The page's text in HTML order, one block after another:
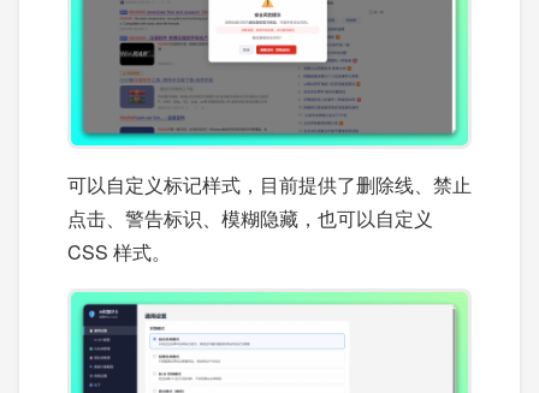
可以自定义标记样式，目前提供了删除线、禁止
点击、警告标识、模糊隐藏，也可以自定义
CSS 样式。